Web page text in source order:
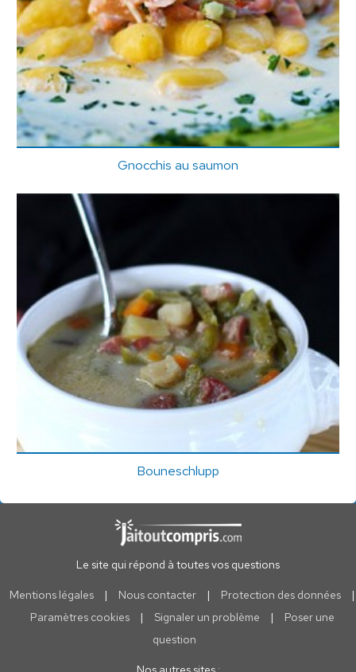
Gnocchis au saumon
Bouneschlupp
Le site qui répond à toutes vos questions
Mentions légales | Nous contacter | Protection des données
|
Paramètres cookies
| Signaler un problème |
Poser une
question